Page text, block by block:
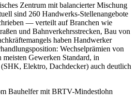
Zentrum mit balancierter Mischung
sind 260 Handwerks-Stellenangebote
— verteilt auf Branchen wie
und Bahnverkehrsstrecken, Bau von
haben Handwerker
Wechselprämien von
Gewerken Standard, in
Elektro, Dachdecker) auch deutlich
Bauhelfer mit BRTV-Mindestlohn